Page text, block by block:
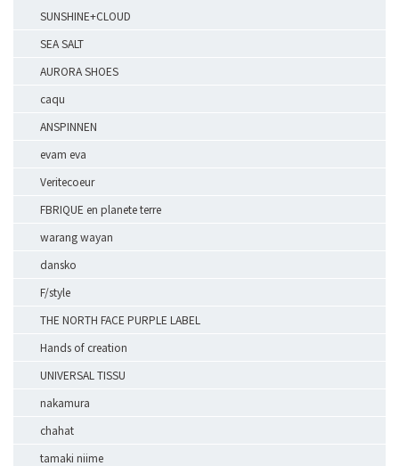
SUNSHINE+CLOUD
SEA SALT
AURORA SHOES
caqu
ANSPINNEN
evam eva
Veritecoeur
FBRIQUE en planete terre
warang wayan
dansko
F/style
THE NORTH FACE PURPLE LABEL
Hands of creation
UNIVERSAL TISSU
nakamura
chahat
tamaki niime